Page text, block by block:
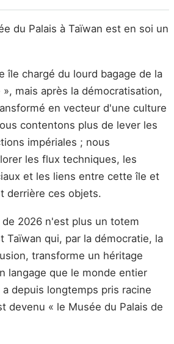
du Palais à Taïwan est en soi un
île chargé du lourd bagage de la
mais après la démocratisation,
en vecteur d'une culture
contentons plus de lever les
impériales ; nous
les flux techniques, les
et les liens entre cette île et
derrière ces objets.
de 2026 n'est plus un totem
Taïwan qui, par la démocratie, la
transforme un héritage
langage que le monde entier
depuis longtemps pris racine
devenu « le Musée du Palais de